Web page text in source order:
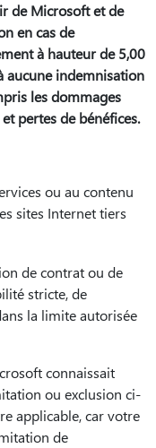
de Microsoft et de
en cas de
à hauteur de 5,00
aucune indemnisation
les dommages
pertes de bénéfices.
ou au contenu
sites Internet tiers
de contrat ou de
stricte, de
la limite autorisée
connaissait
ou exclusion ci-
applicable, car votre
de